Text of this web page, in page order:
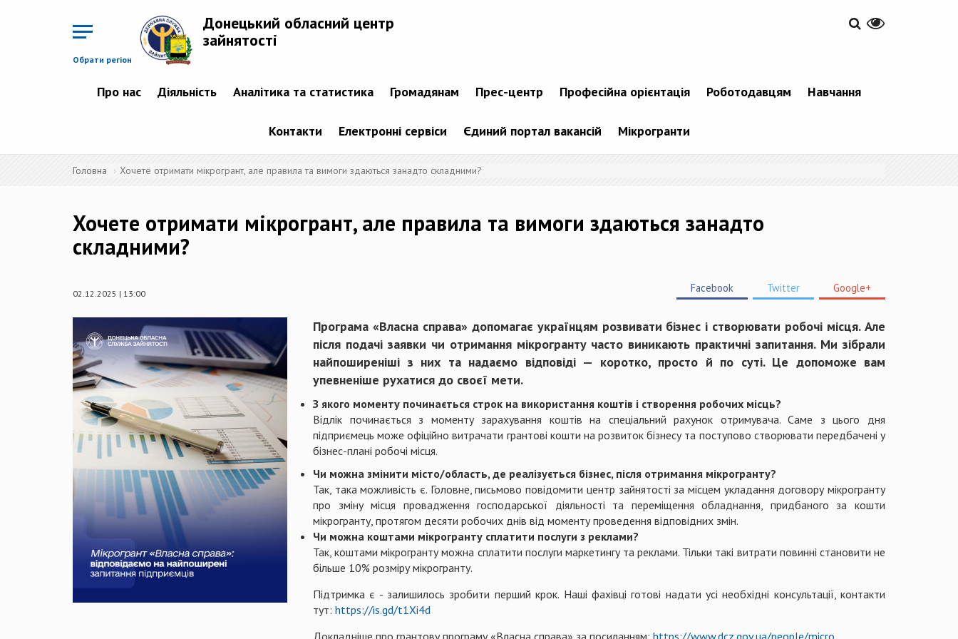
Обрати регіон
Донецький обласний центр
зайнятості
Про нас Діяльність Аналітика та статистика Громадянам Прес-центр Професійна орієнтація Роботодавцям Навчання
Контакти Електронні сервіси Єдиний портал вакансій Мікрогранти
Головна Хочете отримати мікрогрант, але правила та вимоги здаються занадто складними?
Хочете отримати мікрогрант, але правила та вимоги здаються занадто
складними?
02.12.2025 | 13:00 Facebook Twitter Google+
Програма «Власна справа» допомагає українцям розвивати бізнес і створювати робочі місця. Але
після подачі заявки чи отримання мікрогранту часто виникають практичні запитання. Ми зібрали
найпоширеніші з них та надаємо відповіді — коротко, просто й по суті. Це допоможе вам
упевненіше рухатися до своєї мети.
З якого моменту починається строк на використання коштів і створення робочих місць?
Відлік починається з моменту зарахування коштів на спеціальний рахунок отримувача. Саме з цього дня
підприємець може офіційно витрачати грантові кошти на розвиток бізнесу та поступово створювати передбачені у
бізнес-плані робочі місця.
Чи можна змінити місто/область, де реалізується бізнес, після отримання мікрогранту?
Так, така можливість є. Головне, письмово повідомити центр зайнятості за місцем укладання договору мікрогранту
про зміну місця провадження господарської діяльності та переміщення обладнання, придбаного за кошти
мікрогранту, протягом десяти робочих днів від моменту проведення відповідних змін.
Чи можна коштами мікрогранту сплатити послуги з реклами?
Так, коштами мікрогранту можна сплатити послуги маркетингу та реклами. Тільки такі витрати повинні становити не
більше 10% розміру мікрогранту.
Підтримка є - залишилось зробити перший крок. Наші фахівці готові надати усі необхідні консультації, контакти
тут: https://is.gd/t1Xi4d
Докладніше про грантову програму «Власна справа» за посиланням: https://www.dcz.gov.ua/people/micro